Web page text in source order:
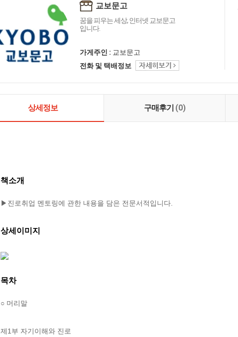
교보문고
꿈을 피우는 세상, 인터넷 교보문고
입니다.
가게주인 : 교보문고
전화 및 택배정보
상세정보 구매후기 (0)
책소개
▶진로취업 멘토링에 관한 내용을 담은 전문서적입니다.
상세이미지
목차
○ 머리말
제1부 자기이해와 진로